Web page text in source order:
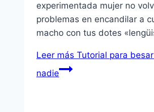
experimentada mujer no
problemas en encandilar a
macho con tus dotes
Leer más Tutorial para
nadie